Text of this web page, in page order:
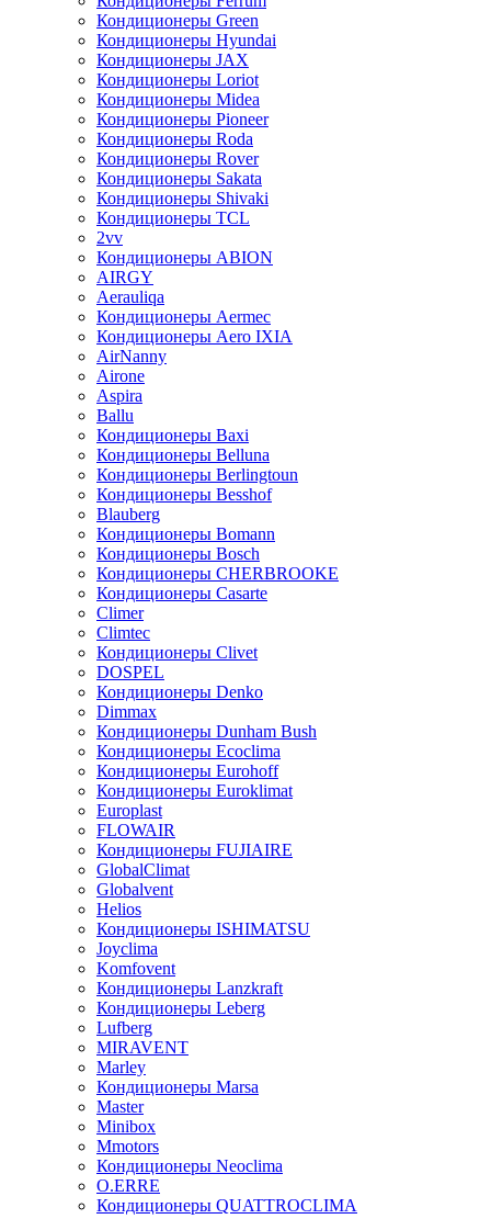
Кондиционеры Green
Кондиционеры Hyundai
Кондиционеры JAX
Кондиционеры Loriot
Кондиционеры Midea
Кондиционеры Pioneer
Кондиционеры Roda
Кондиционеры Rover
Кондиционеры Sakata
Кондиционеры Shivaki
Кондиционеры TCL
2vv
Кондиционеры ABION
AIRGY
Aerauliqa
Кондиционеры Aermec
Кондиционеры Aero IXIA
AirNanny
Airone
Aspira
Ballu
Кондиционеры Baxi
Кондиционеры Belluna
Кондиционеры Berlingtoun
Кондиционеры Besshof
Blauberg
Кондиционеры Bomann
Кондиционеры Bosch
Кондиционеры CHERBROOKE
Кондиционеры Casarte
Climer
Climtec
Кондиционеры Clivet
DOSPEL
Кондиционеры Denko
Dimmax
Кондиционеры Dunham Bush
Кондиционеры Ecoclima
Кондиционеры Eurohoff
Кондиционеры Euroklimat
Europlast
FLOWAIR
Кондиционеры FUJIAIRE
GlobalClimat
Globalvent
Helios
Кондиционеры ISHIMATSU
Joyclima
Komfovent
Кондиционеры Lanzkraft
Кондиционеры Leberg
Lufberg
MIRAVENT
Marley
Кондиционеры Marsa
Master
Minibox
Mmotors
Кондиционеры Neoclima
O.ERRE
Кондиционеры QUATTROCLIMA